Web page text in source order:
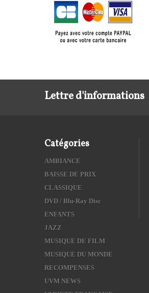
Lettre d'informations
Catégories
AMBIANCE
BAISSE DE PRIX
CLASSIQUE
DVD / Blu-Ray Disc
ENFANTS
JAZZ
MUSIQUE DE FILM
MUSIQUE DU MONDE
RECOMPENSES
UVM NEWS